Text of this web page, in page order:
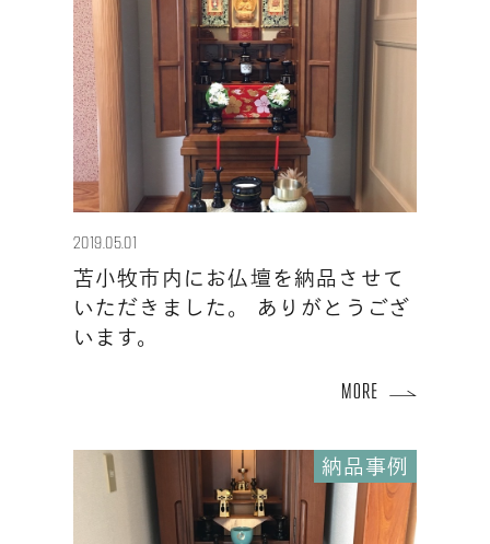
2019.05.01
苫小牧市内にお仏壇を納品させて
いただきました。 ありがとうござ
います。
納品事例